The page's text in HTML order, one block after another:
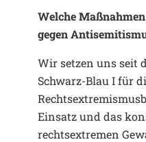
Welche
gegen
Wir setzen uns seit
Schwarz-Blau I für
Einsatz und das
rechtsextremen